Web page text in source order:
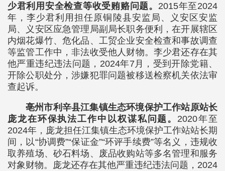
少君利用安全检查等收受贿赂问题。 2015年至2024
年，李少君利用担任原铜陵县安监局、义安区安监
局、义安区应急管理局副局长职务便利，在开展辖区
内烟花爆竹、危化品、工贸企业安全检查和事故调查
等监管工作中，非法收受他人财物。李少君还存在其
他严重违纪违法问题，2024年7月，受到开除党籍、
开除公职处分，涉嫌犯罪问题被移送检察机关依法审
查起诉。
亳州市利辛县江集镇生态环境保护工作站原站长
庞龙在环保执法工作中以权谋私问题。 2020年至
2024年，庞龙担任江集镇生态环境保护工作站站长期
间，以“协调费”“保证金”“环评手续费”等名义，违规收
取养殖场、砂石料场、废品收购站等多名管理和服务
对象财物。庞龙还存在其他严重违纪违法问题，2024